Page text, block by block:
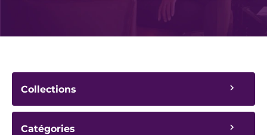
Collections
Catégories